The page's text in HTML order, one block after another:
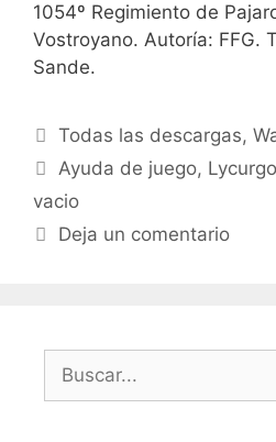
1054º Regimiento de
Vostroyano. Autoría: FFG.
Sande.
Categorías
Todas las descargas,
Etiquetas
Ayuda de juego,
vacio
Deja un comentario
Buscar: